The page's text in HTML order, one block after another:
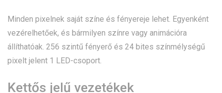
Minden pixelnek saját színe és fényereje lehet. Egyenként
vezérelhetőek, és bármilyen színre vagy animációra
állíthatóak. 256 szintű fényerő és 24 bites színmélységű
pixelt jelent 1 LED-csoport.
Kettős jelű vezetékek